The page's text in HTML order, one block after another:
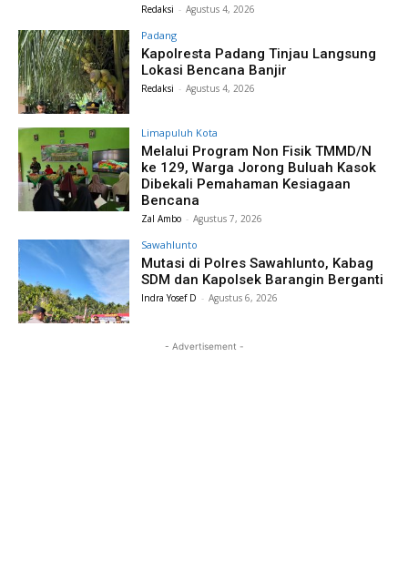
Redaksi - Agustus 4, 2026
Padang
Kapolresta Padang Tinjau Langsung
Lokasi Bencana Banjir
Redaksi - Agustus 4, 2026
Limapuluh Kota
Melalui Program Non Fisik TMMD/N
ke 129, Warga Jorong Buluah Kasok
Dibekali Pemahaman Kesiagaan
Bencana
Zal Ambo - Agustus 7, 2026
Sawahlunto
Mutasi di Polres Sawahlunto, Kabag
SDM dan Kapolsek Barangin Berganti
Indra Yosef D - Agustus 6, 2026
- Advertisement -